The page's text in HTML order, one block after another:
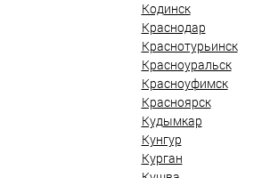
Кодинск
Краснодар
Краснотурьинск
Красноуральск
Красноуфимск
Красноярск
Кудымкар
Кунгур
Курган